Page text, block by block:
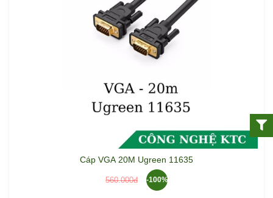
Cáp VGA 20M Ugreen 11635
560.000đ -100%